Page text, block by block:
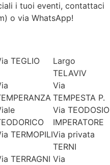
i tuoi eventi, contattaci
o via WhatsApp!
TEGLIO
Largo
TELAVIV
Via
TEMPESTA P.
Via TEODOSIO
IMPERATORE
TERMOPILIVia privata
TERNI
TERRAGNI Via